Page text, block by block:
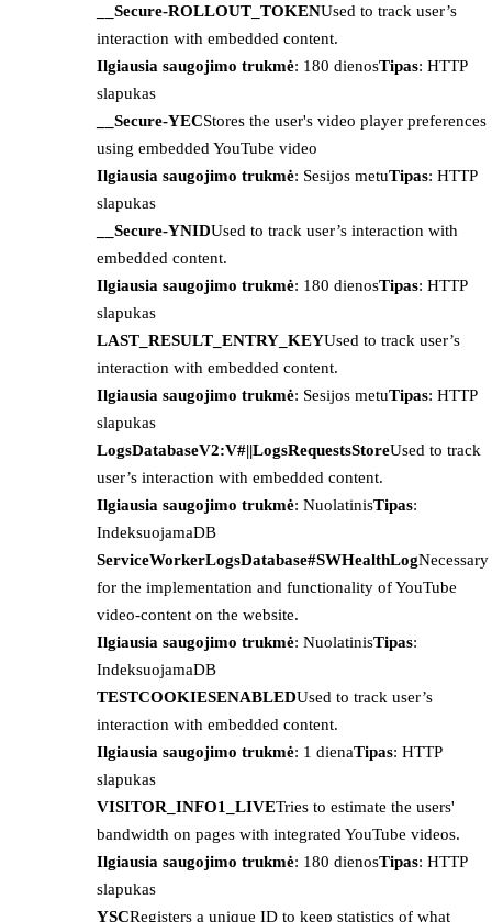
__Secure-ROLLOUT_TOKENUsed to track user’s
interaction with embedded content.
Ilgiausia saugojimo trukmė: 180 dienosTipas: HTTP
slapukas
__Secure-YECStores the user's video player preferences
using embedded YouTube video
Ilgiausia saugojimo trukmė: Sesijos metuTipas: HTTP
slapukas
__Secure-YNIDUsed to track user’s interaction with
embedded content.
Ilgiausia saugojimo trukmė: 180 dienosTipas: HTTP
slapukas
LAST_RESULT_ENTRY_KEYUsed to track user’s
interaction with embedded content.
Ilgiausia saugojimo trukmė: Sesijos metuTipas: HTTP
slapukas
LogsDatabaseV2:V#||LogsRequestsStoreUsed to track
user’s interaction with embedded content.
Ilgiausia saugojimo trukmė: NuolatinisTipas:
IndeksuojamaDB
ServiceWorkerLogsDatabase#SWHealthLogNecessary
for the implementation and functionality of YouTube
video-content on the website.
Ilgiausia saugojimo trukmė: NuolatinisTipas:
IndeksuojamaDB
TESTCOOKIESENABLEDUsed to track user’s
interaction with embedded content.
Ilgiausia saugojimo trukmė: 1 dienaTipas: HTTP
slapukas
VISITOR_INFO1_LIVETries to estimate the users'
bandwidth on pages with integrated YouTube videos.
Ilgiausia saugojimo trukmė: 180 dienosTipas: HTTP
slapukas
YSCRegisters a unique ID to keep statistics of what